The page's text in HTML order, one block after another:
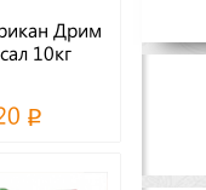
Дрим
10кг